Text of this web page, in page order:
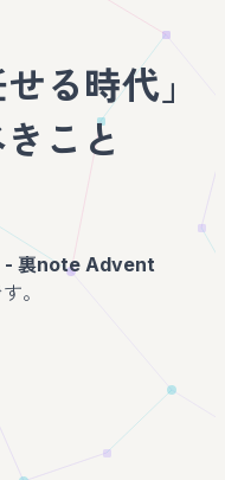
る時代」
こと
- 裏note Advent
。